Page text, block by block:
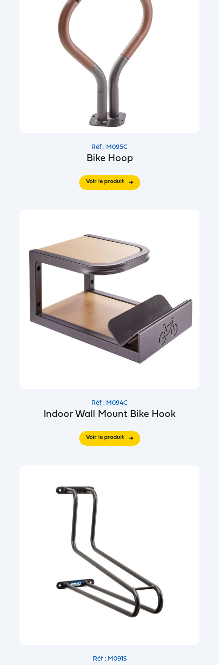
Réf : M095C
Bike Hoop
Voir le produit
Réf : M094C
Indoor Wall Mount Bike Hook
Voir le produit
Réf : M091S